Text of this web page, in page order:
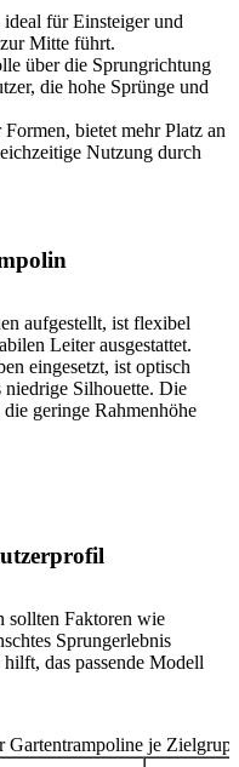
für Einsteiger und
Mitte führt.
über die Sprungrichtung
die hohe Sprünge und
bietet mehr Platz an
Nutzung durch
aufgestellt, ist flexibel
Leiter ausgestattet.
eingesetzt, ist optisch
niedrige Silhouette. Die
geringe Rahmenhöhe
sollten Faktoren wie
Sprungerlebnis
das passende Modell
Gartentrampoline je